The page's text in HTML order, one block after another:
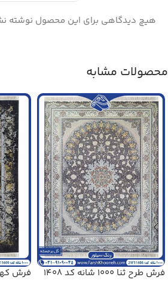
هیچ دیدگاهی برای این محصول نوشته
محصولات مشابه
فرش طرح ثنا 1000 شانه کد 1408
فرش